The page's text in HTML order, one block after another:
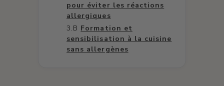
pour éviter les réactions
allergiques
Formation et
sensibilisation à la cuisine
sans allergènes